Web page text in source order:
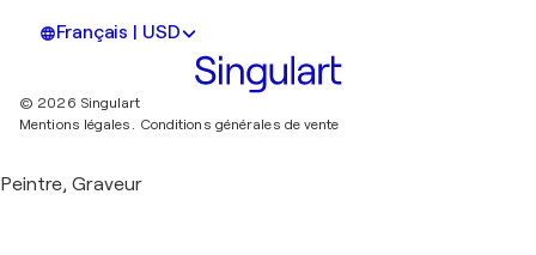
Français | USD
© 2026 Singulart
Mentions légales. Conditions générales de vente
Peintre, Graveur